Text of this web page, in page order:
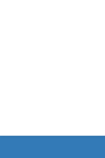
ス
ン